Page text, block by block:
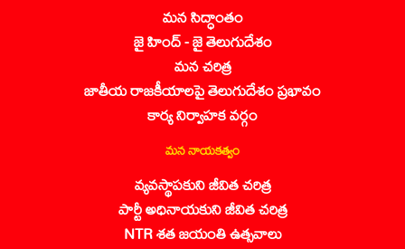
మన సిద్ధాంతం
జై హింద్ - జై తెలుగుదేశం
మన చరిత్ర
జాతీయ రాజకీయాలపై తెలుగుదేశం ప్రభావం
కార్య నిర్వాహక వర్గం
మన నాయకత్వం
వ్యవస్థాపకుని జీవిత చరిత్ర
పార్టీ అధినాయకుని జీవిత చరిత్ర
NTR శత జయంతి ఉత్సవాలు